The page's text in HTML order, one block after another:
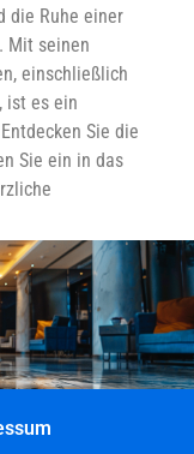
die Ruhe einer
Mit seinen
einschließlich
ist es ein
Sie die
Sie ein in das